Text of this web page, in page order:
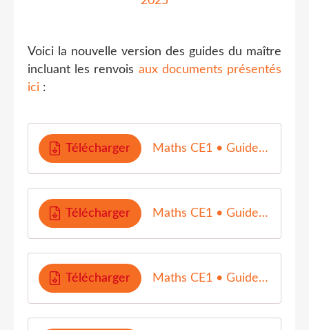
Voici la nouvelle version des guides du maître
incluant les renvois aux documents présentés
ici :
Télécharger Maths CE1 • Guide du maitre • P1 Ajouts 2025
Télécharger Maths CE1 • Guide du maitre • P2 Ajout 2025
Télécharger Maths CE1 • Guide du maitre • P3 Ajout 2025